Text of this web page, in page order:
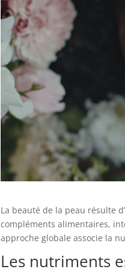
La beauté de la peau résulte
compléments alimentaires,
approche globale associe la
Les nutriments